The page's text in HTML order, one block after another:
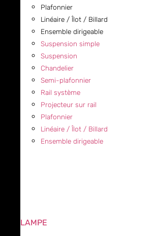
Plafonnier
Linéaire / Îlot / Billard
Ensemble dirigeable
Suspension simple
Suspension
Chandelier
Semi-plafonnier
Rail système
Projecteur sur rail
Plafonnier
Linéaire / Îlot / Billard
Ensemble dirigeable
LAMPE